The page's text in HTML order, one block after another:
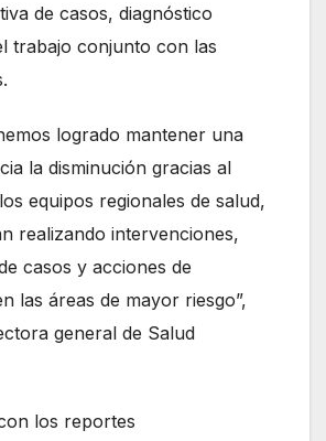
de casos, diagnóstico
trabajo conjunto con las
logrado mantener una
la disminución gracias al
equipos regionales de salud,
realizando intervenciones,
casos y acciones de
las áreas de mayor riesgo”,
general de Salud
los reportes